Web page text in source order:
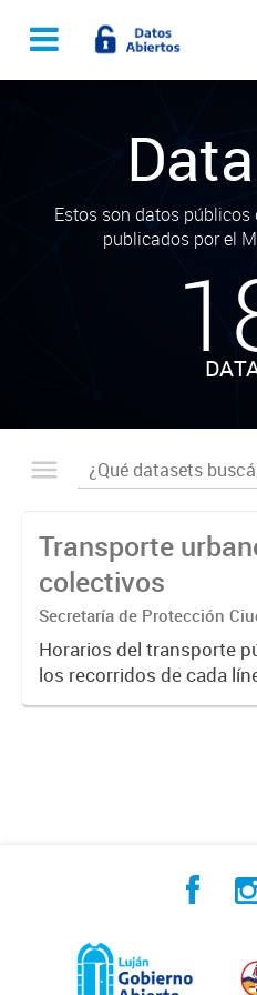
Estos son datos
publicados por el
Transporte
colectivos
Secretaría de Protección
Dirección de Transporte y
Horarios del transporte
los recorridos de cada
transporte.